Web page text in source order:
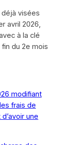
visées
avril 2026,
à la clé
du 2e mois
modifiant
frais de
une